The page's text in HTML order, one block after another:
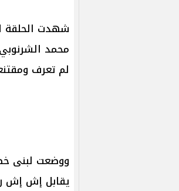
شهدت الحلقة
محمد
لم تعرف
ووضعت لبنى
يقابل إش إش